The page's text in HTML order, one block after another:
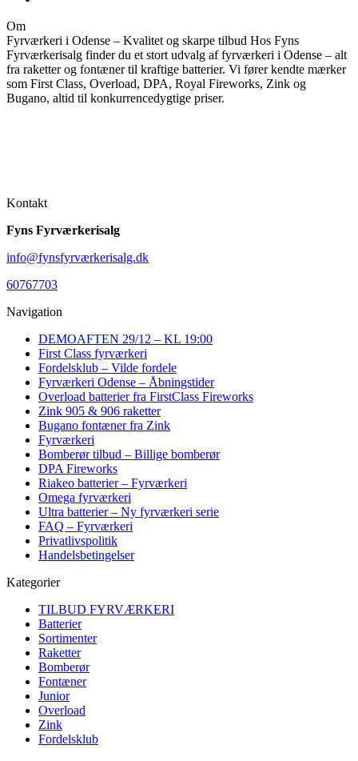
Om
Fyrværkeri i Odense – Kvalitet og skarpe tilbud Hos Fyns
Fyrværkerisalg finder du et stort udvalg af fyrværkeri i Odense – alt
fra raketter og fontæner til kraftige batterier. Vi fører kendte mærker
som First Class, Overload, DPA, Royal Fireworks, Zink og
Bugano, altid til konkurrencedygtige priser.
Kontakt
Fyns Fyrværkerisalg
info@fynsfyrværkerisalg.dk
60767703
Navigation
DEMOAFTEN 29/12 – KL 19:00
First Class fyrværkeri
Fordelsklub – Vilde fordele
Fyrværkeri Odense – Åbningstider
Overload batterier fra FirstClass Fireworks
Zink 905 & 906 raketter
Bugano fontæner fra Zink
Fyrværkeri
Bomberør tilbud – Billige bomberør
DPA Fireworks
Riakeo batterier – Fyrværkeri
Omega fyrværkeri
Ultra batterier – Ny fyrværkeri serie
FAQ – Fyrværkeri
Privatlivspolitik
Handelsbetingelser
Kategorier
TILBUD FYRVÆRKERI
Batterier
Sortimenter
Raketter
Bomberør
Fontæner
Junior
Overload
Zink
Fordelsklub